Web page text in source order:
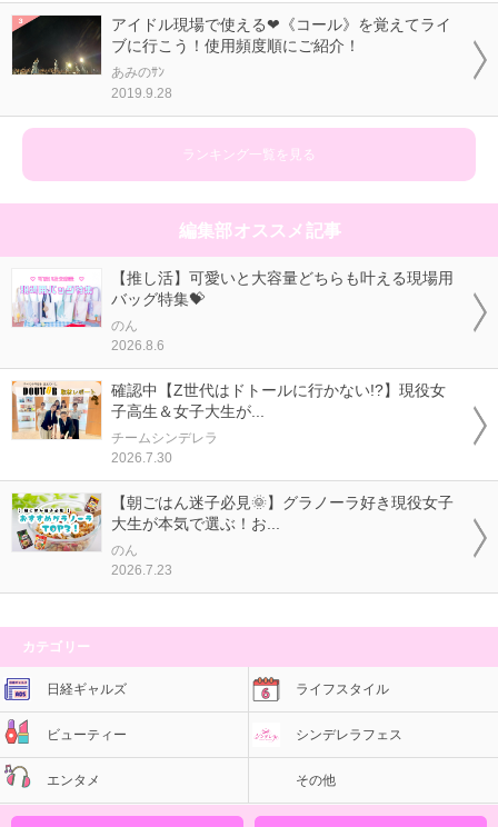
アイドル現場で使える❤《コール》を覚えてライ
ブに行こう！使用頻度順にご紹介！
あみのｻﾝ
2019.9.28
ランキング一覧を見る
編集部オススメ記事
【推し活】可愛いと大容量どちらも叶える現場用
バッグ特集💝
のん
2026.8.6
確認中【Z世代はドトールに行かない!?】現役女
子高生＆女子大生が...
チームシンデレラ
2026.7.30
【朝ごはん迷子必見🌞】グラノーラ好き現役女子
大生が本気で選ぶ！お...
のん
2026.7.23
カテゴリー
日経ギャルズ ライフスタイル
ビューティー シンデレラフェス
エンタメ その他